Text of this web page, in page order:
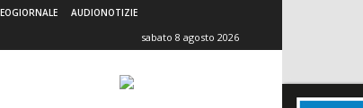
AUDIONOTIZIE
sabato 8 agosto 2026